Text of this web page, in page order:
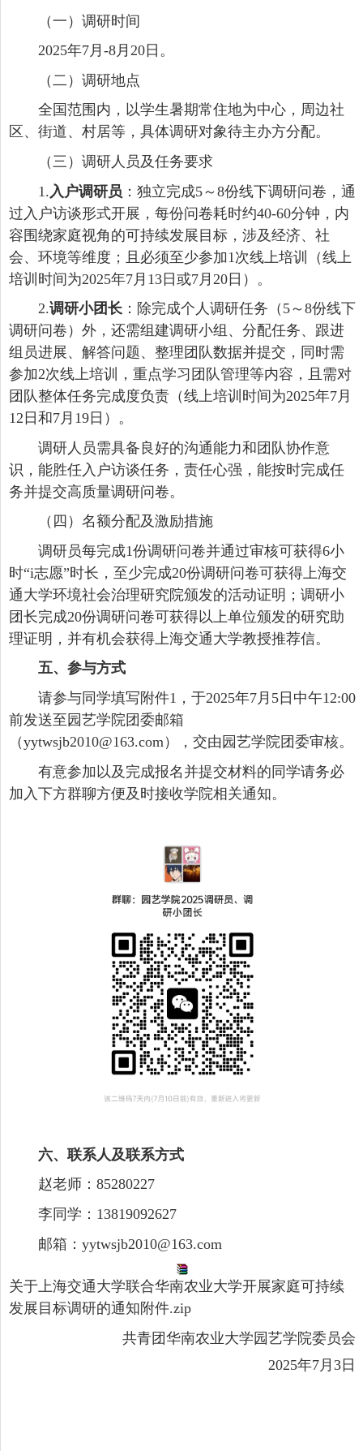
（一）调研时间
2025年7月-8月20日。
（二）调研地点
全国范围内，以学生暑期常住地为中心，周边社
区、街道、村居等，具体调研对象待主办方分配。
（三）调研人员及任务要求
1. 入户调研员 ：独立完成5～8份线下调研问卷，通
过入户访谈形式开展，每份问卷耗时约40-60分钟，内
容围绕家庭视角的可持续发展目标，涉及经济、社
会、环境等维度；且必须至少参加1次线上培训（线上
培训时间为2025年7月13日或7月20日）。
2.调研小团长 ：除完成个人调研任务（5～8份线下
调研问卷）外，还需组建调研小组、分配任务、跟进
组员进展、解答问题、整理团队数据并提交，同时需
参加2次线上培训，重点学习团队管理等内容，且需对
团队整体任务完成度负责（线上培训时间为2025年7月
12日和7月19日）。
调研人员需具备良好的沟通能力和团队协作意
识，能胜任入户访谈任务，责任心强，能按时完成任
务并提交高质量调研问卷。
（四）名额分配及激励措施
调研员每完成1份调研问卷并通过审核可获得6小
时“i志愿”时长，至少完成20份调研问卷可获得上海交
通大学环境社会治理研究院颁发的活动证明；调研小
团长完成20份调研问卷可获得以上单位颁发的研究助
理证明，并有机会获得上海交通大学教授推荐信。
五、 参与方式
请参与同学填写附件1，于2025年7月5日中午12:00
前发送至园艺学院团委邮箱
（yytwsjb2010@163.com），交由园艺学院团委审核。
有意参加以及完成报名并提交材料的同学请务必
加入下方群聊方便及时接收学院相关通知。
六、联系人及联系方式
赵老师：85280227
李同学：13819092627
邮箱：yytwsjb2010@163.com
关于上海交通大学联合华南农业大学开展家庭可持续
发展目标调研的通知附件.zip
共青团华南农业大学园艺学院委员会
2025年7月3日